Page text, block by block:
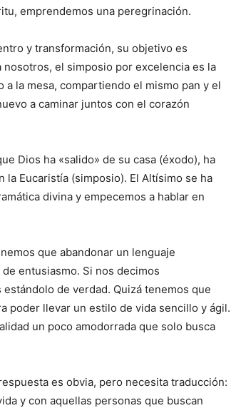
emprendemos una peregrinación.
y transformación, su objetivo es
el simposio por excelencia es la
la mesa, compartiendo el mismo pan y el
a caminar juntos con el corazón
Dios ha «salido» de su casa (éxodo), ha
Eucaristía (simposio). El Altísimo se ha
divina y empecemos a hablar en
que abandonar un lenguaje
entusiasmo. Si nos decimos
de verdad. Quizá tenemos que
poder llevar un estilo de vida sencillo y ágil.
un poco amodorrada que solo busca
es obvia, pero necesita traducción:
y con aquellas personas que buscan